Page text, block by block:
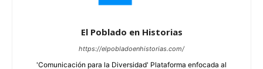
El Poblado en Historias
https://elpobladoenhistorias.com/
'Comunicación para la Diversidad' Plataforma enfocada al